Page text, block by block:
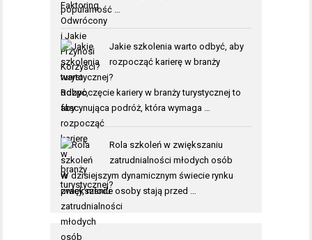
popularność …
Jakie szkolenia warto odbyć, aby
rozpocząć karierę w branży
turystycznej?
Rozpoczęcie kariery w branży turystycznej to
fascynująca podróż, która wymaga …
Rola szkoleń w zwiększaniu
zatrudnialności młodych osób
W dzisiejszym dynamicznym świecie rynku
pracy, młode osoby stają przed …